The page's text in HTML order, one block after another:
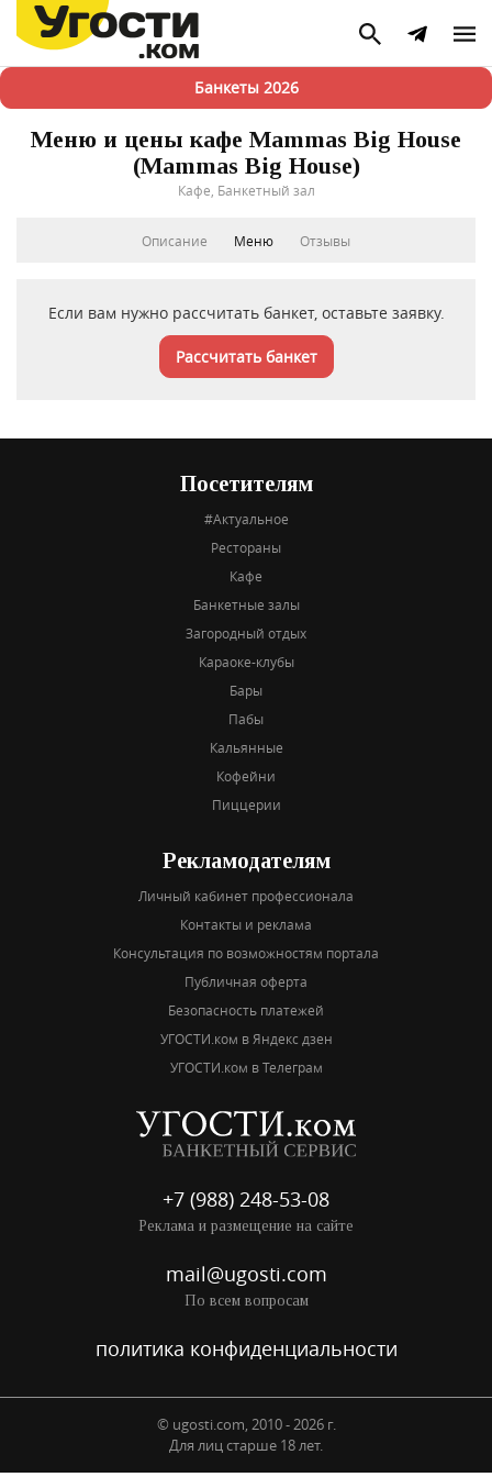
Банкеты 2026
Меню и цены кафе Mammas Big House
(Mammas Big House)
Кафе, Банкетный зал
Описание Меню Отзывы
Если вам нужно рассчитать банкет, оставьте заявку.
Рассчитать банкет
Посетителям
#Актуальное
Рестораны
Кафе
Банкетные залы
Загородный отдых
Караоке-клубы
Бары
Пабы
Кальянные
Кофейни
Пиццерии
Рекламодателям
Личный кабинет профессионала
Контакты и реклама
Консультация по возможностям портала
Публичная оферта
Безопасность платежей
УГОСТИ.ком в Яндекс дзен
УГОСТИ.ком в Телеграм
+7 (988) 248-53-08
Реклама и размещение на сайте
mail@ugosti.com
По всем вопросам
политика конфиденциальности
© ugosti.com, 2010 - 2026 г.
Для лиц старше 18 лет.